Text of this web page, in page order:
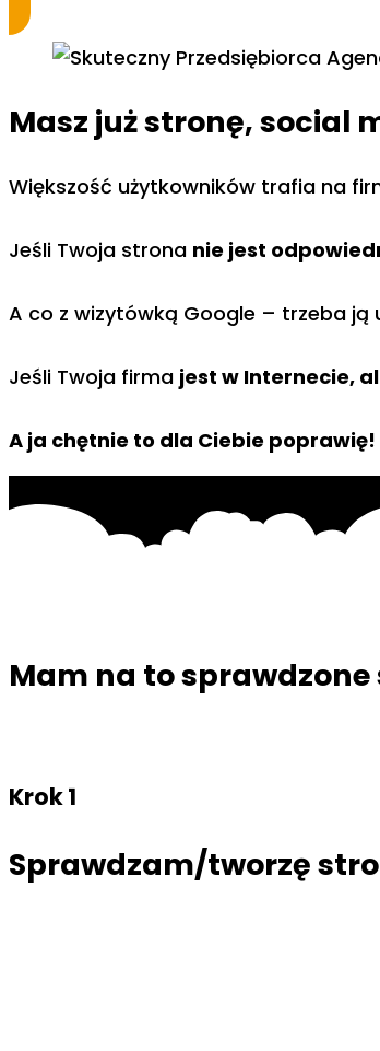
Masz już stronę, social
Większość użytkowników trafia na
Jeśli Twoja strona nie jest
A co z wizytówką Google – trzeba ją
Jeśli Twoja firma jest w Internecie,
A ja chętnie to dla Ciebie poprawię!
Mam na to sprawdzone
Krok 1
Sprawdzam/tworzę